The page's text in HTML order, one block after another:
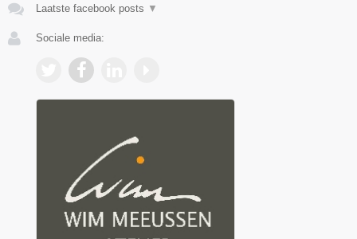
Laatste facebook posts ▼
Sociale media: